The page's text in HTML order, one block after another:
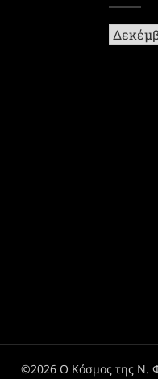
Ιστορικό
©2026 Ο Κόσμος της Ν.